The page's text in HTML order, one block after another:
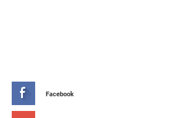
Facebook